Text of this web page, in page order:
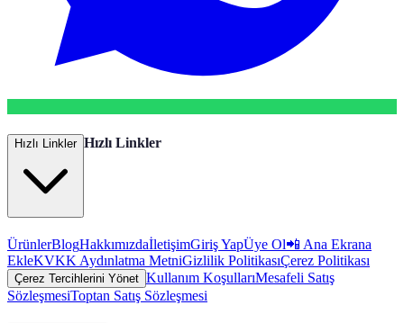
Hızlı Linkler Hızlı Linkler
ÜrünlerBlogHakkımızdaİletişimGiriş YapÜye Ol📲 Ana Ekrana
EkleKVKK Aydınlatma MetniGizlilik PolitikasıÇerez Politikası
Çerez Tercihlerini Yönet Kullanım KoşullarıMesafeli Satış
SözleşmesiToptan Satış Sözleşmesi